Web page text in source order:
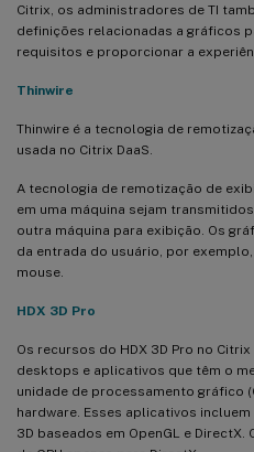
Citrix, os administradores de TI
definições relacionadas a gráficos
requisitos e proporcionar a
Thinwire
Thinwire é a tecnologia de
usada no Citrix DaaS.
A tecnologia de remotização de
em uma máquina sejam
outra máquina para exibição. Os
da entrada do usuário, por
mouse.
HDX 3D Pro
Os recursos do HDX 3D Pro no
desktops e aplicativos que têm o
unidade de processamento gráfico
hardware. Esses aplicativos
3D baseados em OpenGL e